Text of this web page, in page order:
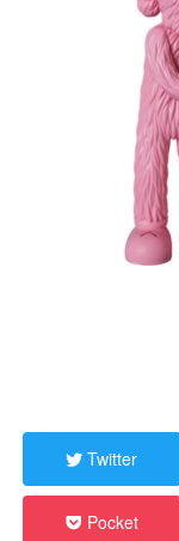
Twitter
Pocket